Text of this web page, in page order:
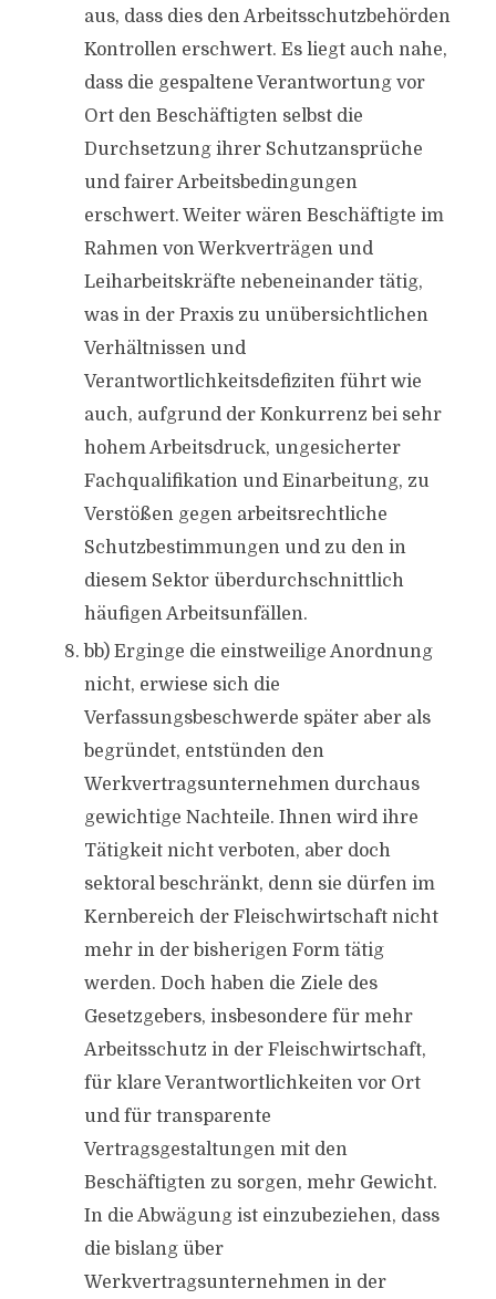
aus, dass dies den Arbeitsschutzbehörden
Kontrollen erschwert. Es liegt auch nahe,
dass die gespaltene Verantwortung vor
Ort den Beschäftigten selbst die
Durchsetzung ihrer Schutzansprüche
und fairer Arbeitsbedingungen
erschwert. Weiter wären Beschäftigte im
Rahmen von Werkverträgen und
Leiharbeitskräfte nebeneinander tätig,
was in der Praxis zu unübersichtlichen
Verhältnissen und
Verantwortlichkeitsdefiziten führt wie
auch, aufgrund der Konkurrenz bei sehr
hohem Arbeitsdruck, ungesicherter
Fachqualifikation und Einarbeitung, zu
Verstößen gegen arbeitsrechtliche
Schutzbestimmungen und zu den in
diesem Sektor überdurchschnittlich
häufigen Arbeitsunfällen.
bb) Erginge die einstweilige Anordnung
nicht, erwiese sich die
Verfassungsbeschwerde später aber als
begründet, entstünden den
Werkvertragsunternehmen durchaus
gewichtige Nachteile. Ihnen wird ihre
Tätigkeit nicht verboten, aber doch
sektoral beschränkt, denn sie dürfen im
Kernbereich der Fleischwirtschaft nicht
mehr in der bisherigen Form tätig
werden. Doch haben die Ziele des
Gesetzgebers, insbesondere für mehr
Arbeitsschutz in der Fleischwirtschaft,
für klare Verantwortlichkeiten vor Ort
und für transparente
Vertragsgestaltungen mit den
Beschäftigten zu sorgen, mehr Gewicht.
In die Abwägung ist einzubeziehen, dass
die bislang über
Werkvertragsunternehmen in der